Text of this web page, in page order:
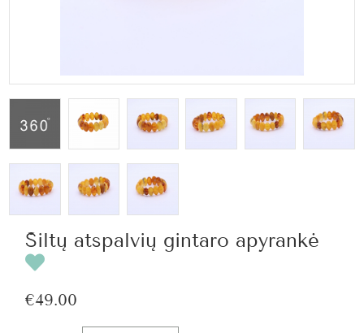
Šiltų atspalvių gintaro apyrankė
€49.00